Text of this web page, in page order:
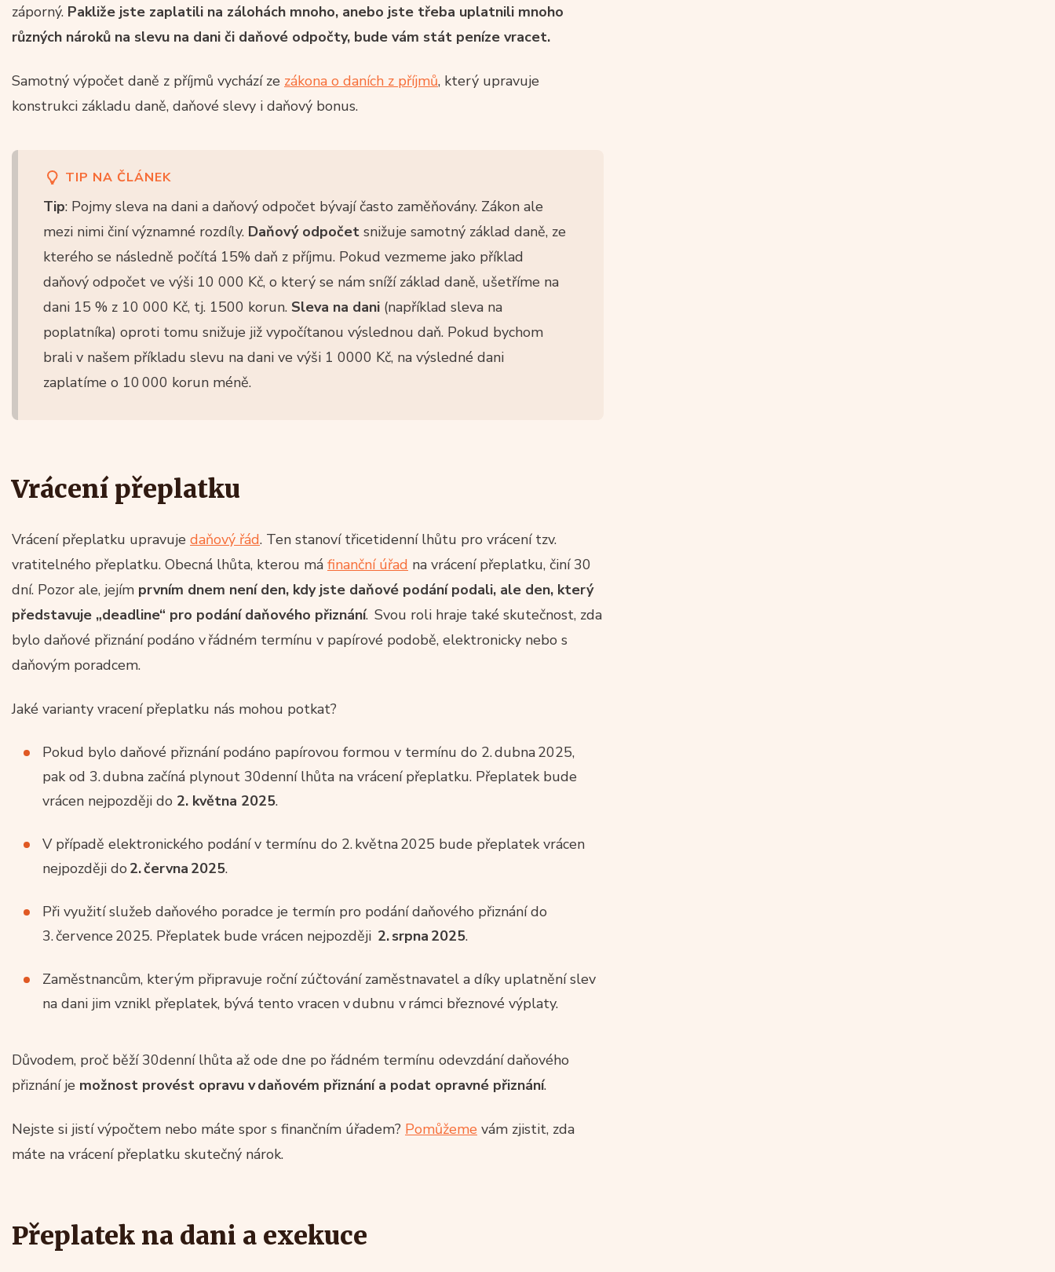
záporný. Pakliže jste zaplatili na zálohách mnoho, anebo jste třeba uplatnili mnoho
různých nároků na slevu na dani či daňové odpočty, bude vám stát peníze vracet.
Samotný výpočet daně z příjmů vychází ze zákona o daních z příjmů, který upravuje
konstrukci základu daně, daňové slevy i daňový bonus.
TIP NA ČLÁNEK
Tip: Pojmy sleva na dani a daňový odpočet bývají často zaměňovány. Zákon ale
mezi nimi činí významné rozdíly. Daňový odpočet snižuje samotný základ daně, ze
kterého se následně počítá 15% daň z příjmu. Pokud vezmeme jako příklad
daňový odpočet ve výši 10 000 Kč, o který se nám sníží základ daně, ušetříme na
dani 15 % z 10 000 Kč, tj. 1500 korun. Sleva na dani (například sleva na
poplatníka) oproti tomu snižuje již vypočítanou výslednou daň. Pokud bychom
brali v našem příkladu slevu na dani ve výši 1 0000 Kč, na výsledné dani
zaplatíme o 10 000 korun méně.
Vrácení přeplatku
Vrácení přeplatku upravuje daňový řád. Ten stanoví třicetidenní lhůtu pro vrácení tzv.
vratitelného přeplatku. Obecná lhůta, kterou má finanční úřad na vrácení přeplatku, činí 30
dní. Pozor ale, jejím prvním dnem není den, kdy jste daňové podání podali, ale den, který
představuje „deadline“ pro podání daňového přiznání. Svou roli hraje také skutečnost, zda
bylo daňové přiznání podáno v řádném termínu v papírové podobě, elektronicky nebo s
daňovým poradcem.
Jaké varianty vracení přeplatku nás mohou potkat?
Pokud bylo daňové přiznání podáno papírovou formou v termínu do 2. dubna 2025,
pak od 3. dubna začíná plynout 30denní lhůta na vrácení přeplatku. Přeplatek bude
vrácen nejpozději do 2. května 2025.
V případě elektronického podání v termínu do 2. května 2025 bude přeplatek vrácen
nejpozději do 2. června 2025.
Při využití služeb daňového poradce je termín pro podání daňového přiznání do
3. července 2025. Přeplatek bude vrácen nejpozději 2. srpna 2025.
Zaměstnancům, kterým připravuje roční zúčtování zaměstnavatel a díky uplatnění slev
na dani jim vznikl přeplatek, bývá tento vracen v dubnu v rámci březnové výplaty.
Důvodem, proč běží 30denní lhůta až ode dne po řádném termínu odevzdání daňového
přiznání je možnost provést opravu v daňovém přiznání a podat opravné přiznání.
Nejste si jistí výpočtem nebo máte spor s finančním úřadem? Pomůžeme vám zjistit, zda
máte na vrácení přeplatku skutečný nárok.
Přeplatek na dani a exekuce